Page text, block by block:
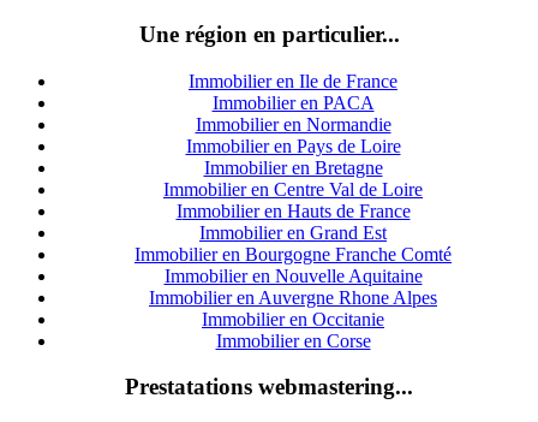
Une région en particulier...
Immobilier en Ile de France
Immobilier en PACA
Immobilier en Normandie
Immobilier en Pays de Loire
Immobilier en Bretagne
Immobilier en Centre Val de Loire
Immobilier en Hauts de France
Immobilier en Grand Est
Immobilier en Bourgogne Franche Comté
Immobilier en Nouvelle Aquitaine
Immobilier en Auvergne Rhone Alpes
Immobilier en Occitanie
Immobilier en Corse
Prestatations webmastering...